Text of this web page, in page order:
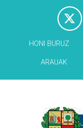
HONI BURUZ
ARAUAK